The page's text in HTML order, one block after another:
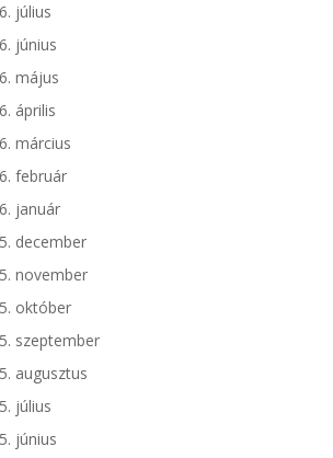
július
június
május
április
március
február
január
december
november
október
szeptember
augusztus
július
június